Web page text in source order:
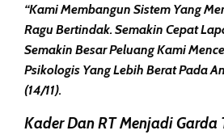
“Kami Membangun Sistem Yang
Ragu Bertindak. Semakin Cepat
Semakin Besar Peluang Kami
Psikologis Yang Lebih Berat Pada
(14/11).
Kader Dan RT Menjadi Garda